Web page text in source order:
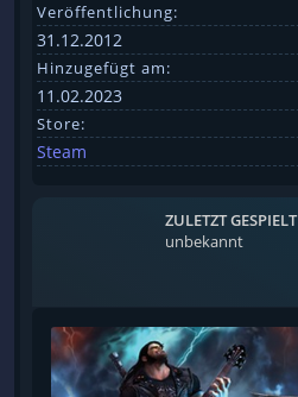
Veröffentlichung:
31.12.2012
Hinzugefügt am:
11.02.2023
Store:
Steam
ZULETZT GESPIELT
unbekannt